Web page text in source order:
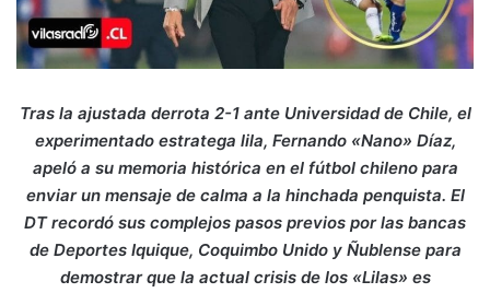
Tras la ajustada derrota 2-1 ante Universidad de Chile, el
experimentado estratega lila, Fernando «Nano» Díaz,
apeló a su memoria histórica en el fútbol chileno para
enviar un mensaje de calma a la hinchada penquista. El
DT recordó sus complejos pasos previos por las bancas
de Deportes Iquique, Coquimbo Unido y Ñublense para
demostrar que la actual crisis de los «Lilas» es